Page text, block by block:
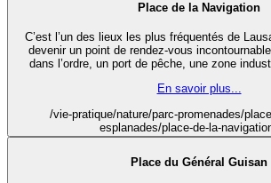
Place de la Navigation
C’est l’un des lieux les plus fréquentés de
devenir un point de rendez-vous
dans l’ordre, un port de pêche, une zone
En savoir plus...
/vie-pratique/nature/parc-promenades/
esplanades/place-de-la-
Place du Général Guisan